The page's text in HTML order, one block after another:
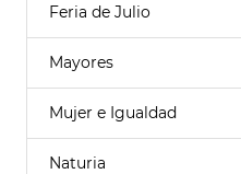
Feria de Julio
Mayores
Mujer e Igualdad
Naturia